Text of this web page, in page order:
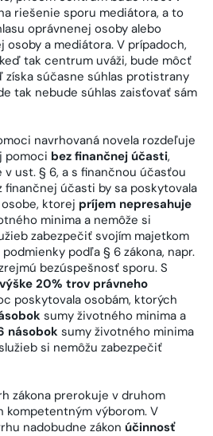
riešenie sporu mediátora, a to
oprávnenej osoby alebo
osoby a mediátora. V prípadoch,
tak centrum uváži, bude môcť
získa súčasne súhlas protistrany
tak nebude súhlas zaisťovať sám
navrhovaná novela rozdeľuje
pomoci bez finančnej účasti,
ust. § 6, a s finančnou účasťou
finančnej účasti by sa poskytovala
ktorej príjem nepresahuje
minima a nemôže si
zabezpečiť svojím majetkom
podľa § 6 zákona, napr.
bezúspešnosť sporu. S
20% trov právneho
poskytovala osobám, ktorých
sumy životného minima a
násoboksumy životného minima
si nemôžu zabezpečiť
zákona prerokuje v druhom
kompetentným výborom. V
nadobudne zákon účinnosť